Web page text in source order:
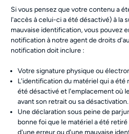
Si vous pensez que votre contenu a
l'accès à celui-ci a été désactivé) à la
mauvaise identification, vous pouvez
notification à notre agent de droits
notification doit inclure :
Votre signature physique ou
L'identification du matériel qui a été
été désactivé et l'emplacement où
avant son retrait ou sa désactivation.
Une déclaration sous peine de
bonne foi que le matériel a été